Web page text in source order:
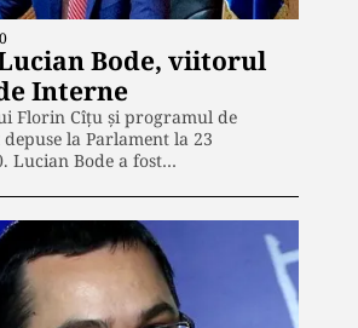
Bode, viitorul
Interne
Florin Cîţu şi programul de
la Parlament la 23
Lucian Bode a fost…